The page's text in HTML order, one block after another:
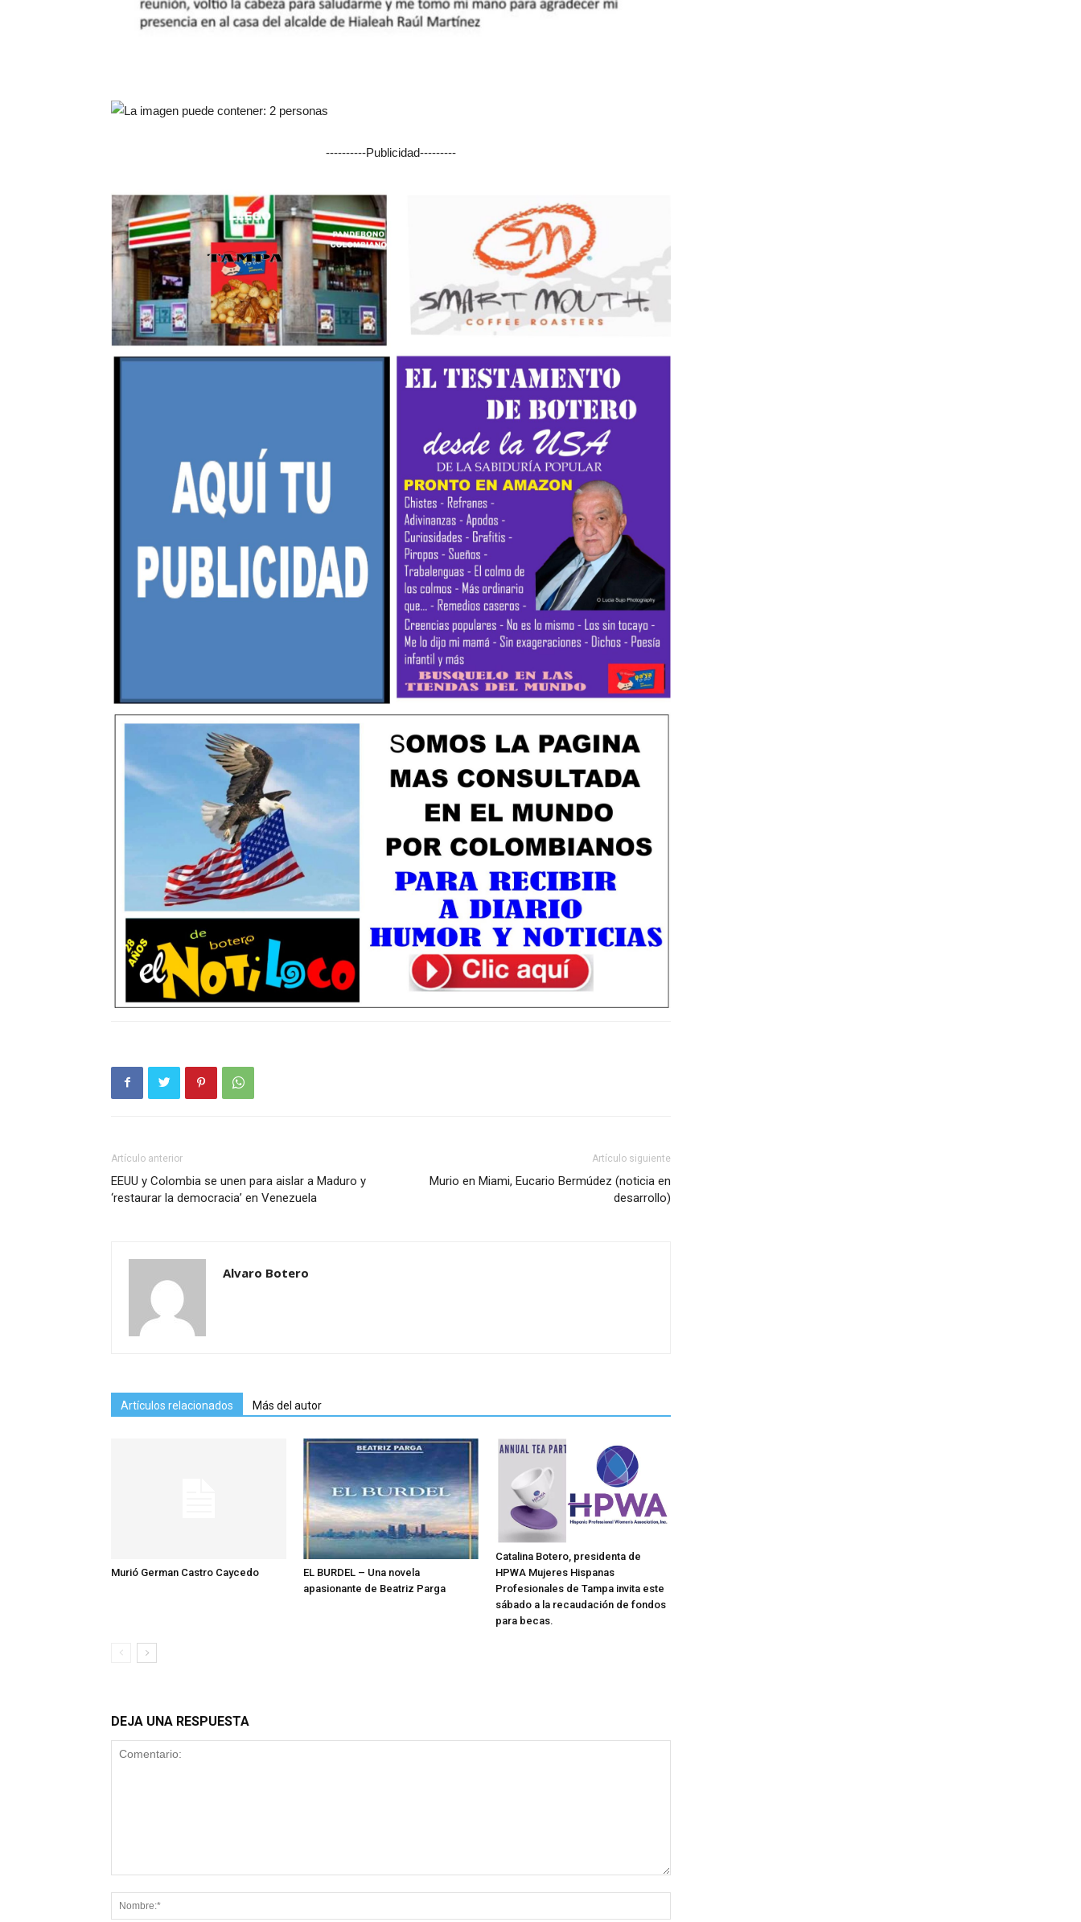
----------Publicidad---------
Artículo anterior
EEUU y Colombia se unen para aislar a Maduro y
‘restaurar la democracia’ en Venezuela
Artículo siguiente
Murio en Miami, Eucario Bermúdez (noticia en
desarrollo)
Alvaro Botero
Artículos relacionados Más del autor
Murió German Castro Caycedo
EL BURDEL – Una novela
apasionante de Beatriz Parga
Catalina Botero, presidenta de
HPWA Mujeres Hispanas
Profesionales de Tampa invita este
sábado a la recaudación de fondos
para becas.
DEJA UNA RESPUESTA